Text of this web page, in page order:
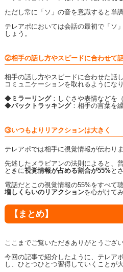
ただし常に「ソ」の音を意識すると単
テレアポにおいては会話の最初で「ソ
しょう。
②相手の話し方やスピードに合わせて
相手の話し方やスピードに合わせた話
コミュニケーションを取れるようになり
◆ ミラーリング：しぐさや表情などを
◆バックトラッキング：相手の言葉を
③いつもよりリアクションは大きく
テレアポでは相手に視覚情報が伝わりま
先述したメラビアンの法則によると、
ときに視覚情報が占める割合が55%と
電話だとこの視覚情報の55%をすべて
増しくらいのリアクションを心がけて
【まとめ】
ここまでご覧いただきありがとうござい
今回の記事で紹介したように、テレア
し、ひとつひとつ習得していくことが大